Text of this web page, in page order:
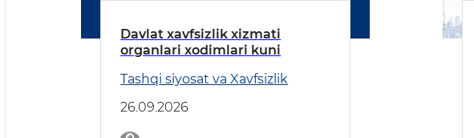
Davlat xavfsizlik xizmati
organlari xodimlari kuni
Tashqi siyosat va Xavfsizlik
26.09.2026